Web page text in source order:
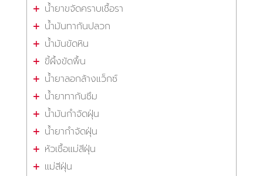
น้ำยาขจัดคราบเชื้อรา
น้ำมันทากันปลวก
น้ำมันขัดหิน
ขี้ผึ้งขัดพื้น
น้ำยาลอกล้างแว็กซ์
น้ำยาทากันซึม
น้ำมันกำจัดฝุ่น
น้ำยากำจัดฝุ่น
หัวเชื้อแม่สีฝุ่น
แม่สีฝุ่น